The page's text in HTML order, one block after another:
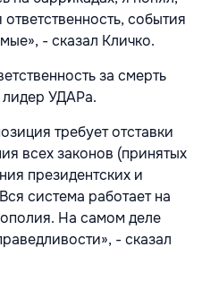
события
- сказал Кличко.
за смерть
лидер УДАРа.
требует отставки
всех законов (принятых
президентских и
система работает на
На самом деле
- сказал